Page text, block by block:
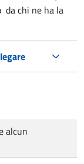
da chi ne ha la
alcun